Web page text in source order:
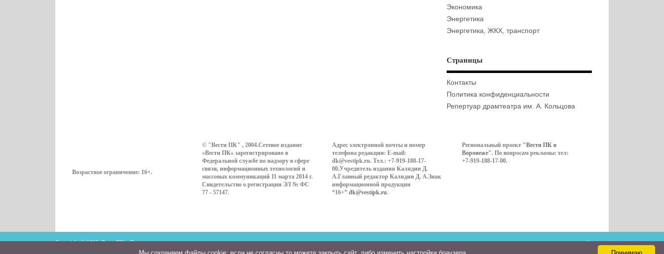
Экономика
Энергетика
Энергетика, ЖКХ, транспорт
Страницы
Контакты
Политика конфиденциальности
Репертуар драмтеатра им. А. Кольцова
Возрастное ограничение: 16+.
© "Вести ПК" , 2004.Сетевое издание
«Вести ПК» зарегистрировано в
Федеральной службе по надзору в сфере
связи, информационных технологий и
массовых коммуникаций 11 марта 2014 г.
Свидетельство о регистрации ЭЛ № ФС
77 - 57147.
Адрес электронной почты и номер
телефона редакции: E-mail:
dk@vestipk.ru. Тел.: +7-919-188-17-
00.Учредитель издания Калядин Д.
А.Главный редактор Калядин Д. А.Знак
информационной продукции
“16+” dk@vestipk.ru.
Региональный проект "Вести ПК в
Воронеже". По вопросам рекламы: тел:
+7-919-188-17-00.
Copyright © 2026. ВестиПК в Воронеже Контакты